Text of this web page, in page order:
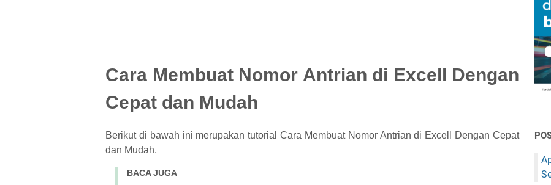
Cara Membuat Nomor Antrian di Excell Dengan
Cepat dan Mudah
Berikut di bawah ini merupakan tutorial Cara Membuat Nomor Antrian di Excell Dengan Cepat
dan Mudah,
BACA JUGA